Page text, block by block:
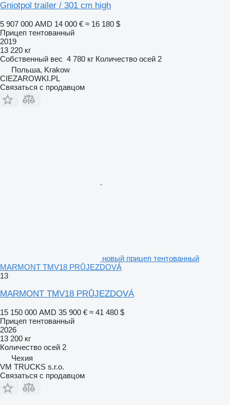
Gniotpol trailer / 301 cm high
5 907 000 AMD 14 000 € ≈ 16 180 $
Прицеп тентованный
2019
13 220 кг
Собственный вес 4 780 кг Количество осей 2
Польша, Krakow
CIEZAROWKI.PL
Связаться с продавцом
новый прицеп тентованный
MARMONT TMV18 PRŮJEZDOVÁ
13
MARMONT TMV18 PRŮJEZDOVÁ
15 150 000 AMD 35 900 € ≈ 41 480 $
Прицеп тентованный
2026
13 200 кг
Количество осей 2
Чехия
VM TRUCKS s.r.o.
Связаться с продавцом